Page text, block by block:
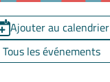
Ajouter au calendrier
Tous les événements